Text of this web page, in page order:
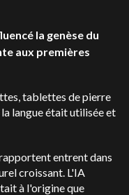
la genèse du
aux premières
tablettes de pierre
langue était utilisée et
entrent dans
croissant. L'IA
à l'origine que